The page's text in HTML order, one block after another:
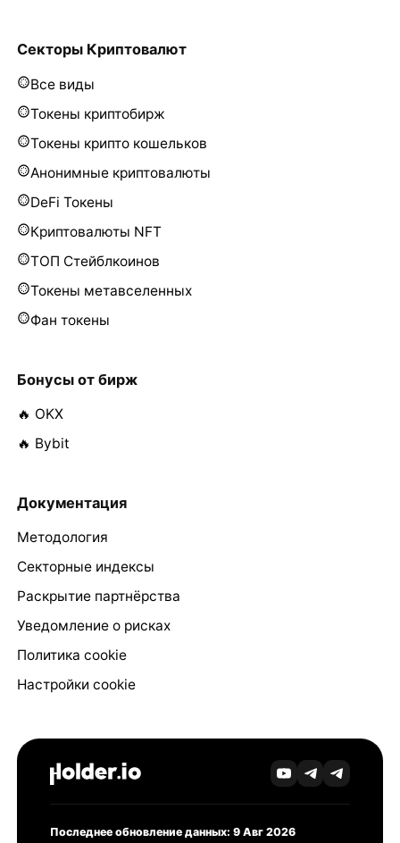
Секторы Криптовалют
Все виды
Токены криптобирж
Токены крипто кошельков
Анонимные криптовалюты
DeFi Токены
Криптовалюты NFT
ТОП Стейблкоинов
Токены метавселенных
Фан токены
Бонусы от бирж
🔥 OKX
🔥 Bybit
Документация
Методология
Секторные индексы
Раскрытие партнёрства
Уведомление о рисках
Политика cookie
Настройки cookie
Последнее обновление данных: 9 Авг 2026